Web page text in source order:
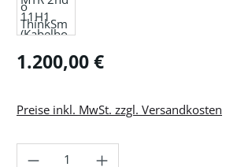
Regulärer Preis:
1.200,00 €
Preise inkl. MwSt. zzgl. Versandkosten
Produkt Anzahl: Gib